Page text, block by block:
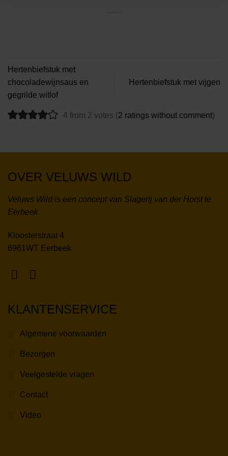
Hertenbiefstuk met
chocoladewijnsaus en
gegrilde witlof
Hertenbiefstuk met vijgen
4 from 2 votes (2 ratings without comment)
OVER VELUWS WILD
Veluws Wild is een concept van Slagerij van der Horst te
Eerbeek
Kloosterstraat 4
6961WT Eerbeek
KLANTENSERVICE
Algemene voorwaarden
Bezorgen
Veelgestelde vragen
Contact
Video